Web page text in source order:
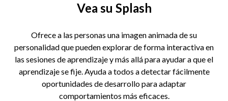
Vea su Splash
Ofrece a las personas una imagen animada de su
personalidad que pueden explorar de forma interactiva en
las sesiones de aprendizaje y más allá para ayudar a que el
aprendizaje se fije. Ayuda a todos a detectar fácilmente
oportunidades de desarrollo para adaptar
comportamientos más eficaces.